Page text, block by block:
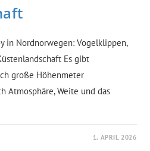
in Nordnorwegen: Vogelklippen,
Es gibt
große Höhenmeter
Atmosphäre, Weite und das
1. APRIL 2026